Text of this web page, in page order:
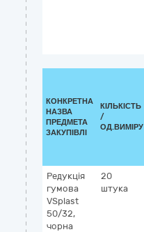
КОНКРЕТНА
НАЗВА
ПРЕДМЕТА
ЗАКУПІВЛІ
КІЛЬКІСТЬ
/
ОД.ВИМІРУ
Редукція
гумова
VSplast
50/32,
чорна
20
штука